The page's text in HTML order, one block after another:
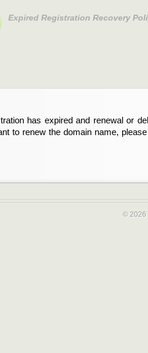
Expired Registration Recovery
has expired and renewal or
to renew the domain name,
ist abgelaufen und die
Sie der Registrant sind und
Sie bitte Ihren Service-
© 2026